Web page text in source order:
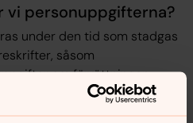
vi personuppgifterna?
under den tid som stadgas
såsom
om förrättningen
ändamål i en så kallad
behandlas i upp till